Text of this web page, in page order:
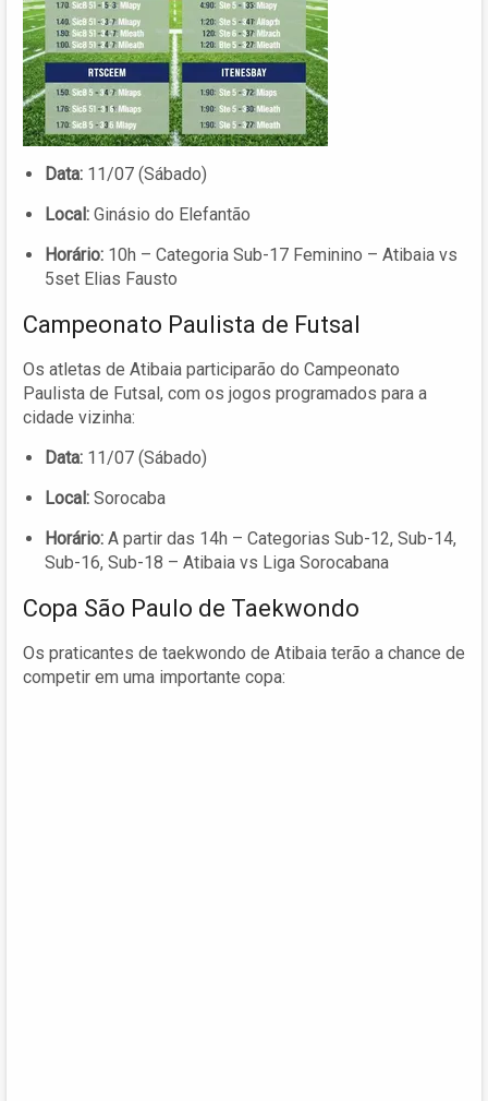
Data: 11/07 (Sábado)
Local: Ginásio do Elefantão
Horário: 10h – Categoria Sub-17 Feminino – Atibaia vs
5set Elias Fausto
Campeonato Paulista de Futsal
Os atletas de Atibaia participarão do Campeonato
Paulista de Futsal, com os jogos programados para a
cidade vizinha:
Data: 11/07 (Sábado)
Local: Sorocaba
Horário: A partir das 14h – Categorias Sub-12, Sub-14,
Sub-16, Sub-18 – Atibaia vs Liga Sorocabana
Copa São Paulo de Taekwondo
Os praticantes de taekwondo de Atibaia terão a chance de
competir em uma importante copa: